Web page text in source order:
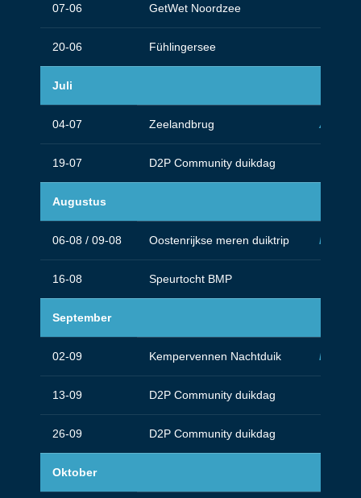
07-06 GetWet Noordzee
20-06 Fühlingersee
Juli
04-07 Zeelandbrug
19-07 D2P Community duikdag
Augustus
06-08 / 09-08 Oostenrijkse meren duiktrip
16-08 Speurtocht BMP
September
02-09 Kempervennen Nachtduik Night
13-09 D2P Community duikdag
26-09 D2P Community duikdag
Oktober